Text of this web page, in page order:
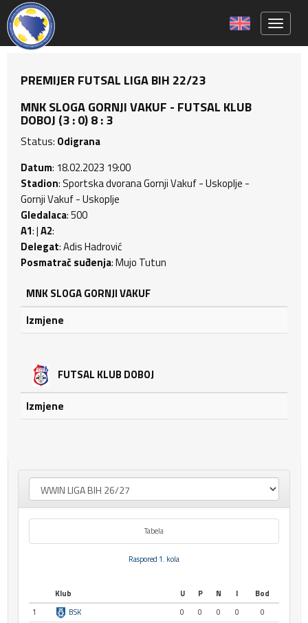
PREMIJER FUTSAL LIGA BIH 22/23
MNK SLOGA GORNJI VAKUF - FUTSAL KLUB
DOBOJ (3 : 0) 8 : 3
Status: Odigrana
Datum: 18.02.2023 19:00
Stadion: Sportska dvorana Gornji Vakuf - Uskoplje -
Gornji Vakuf - Uskoplje
Gledalaca: 500
A1: |A2:
Delegat: Adis Hadrović
Posmatrač suđenja: Mujo Tutun
MNK SLOGA GORNJI VAKUF
Izmjene
FUTSAL KLUB DOBOJ
Izmjene
Tabela
Raspored 1. kola
Klub U P N I
Bod
1
BSK 0 0 0 0
0